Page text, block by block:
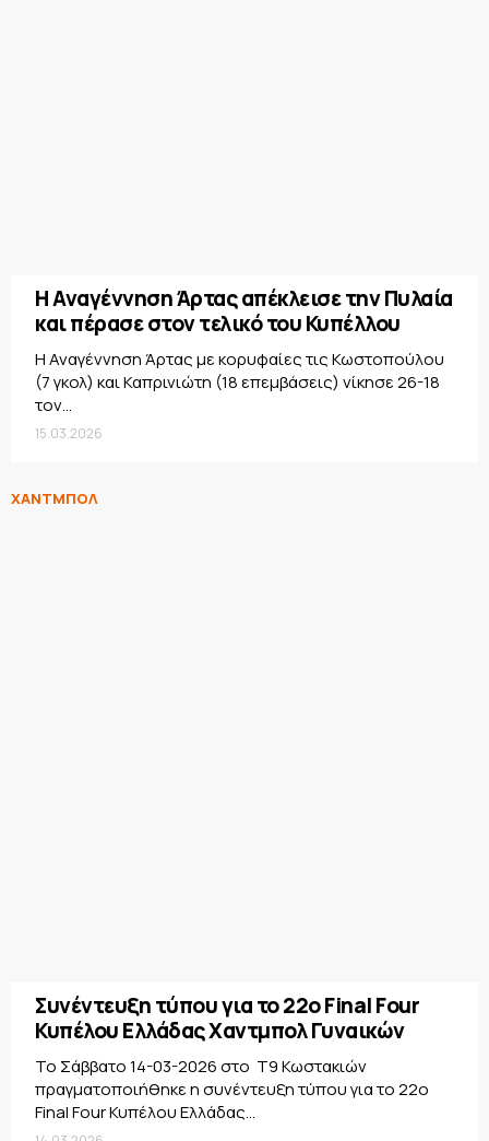
Η Αναγέννηση Άρτας απέκλεισε την Πυλαία
και πέρασε στον τελικό του Κυπέλλου
Η Αναγέννηση Άρτας με κορυφαίες τις Κωστοπούλου
(7 γκολ) και Καπρινιώτη (18 επεμβάσεις) νίκησε 26-18
τον...
15.03.2026
ΧΑΝΤΜΠΟΛ
Συνέντευξη τύπου για το 22ο Final Four
Κυπέλου Ελλάδας Χαντμπολ Γυναικών
Το Σάββατο 14-03-2026 στο Τ9 Κωστακιών
πραγματοποιήθηκε η συνέντευξη τύπου για το 22ο
Final Four Κυπέλου Ελλάδας...